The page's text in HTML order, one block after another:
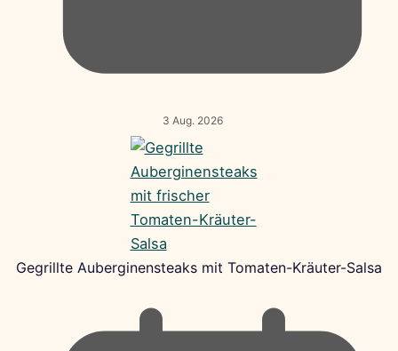
3 Aug. 2026
Gegrillte Auberginensteaks mit Tomaten-Kräuter-Salsa